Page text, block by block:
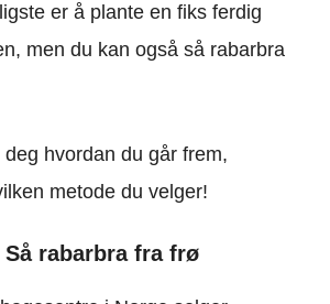
er å plante en fiks ferdig
men du kan også så rabarbra
hvordan du går frem,
metode du velger!
rabarbra fra frø